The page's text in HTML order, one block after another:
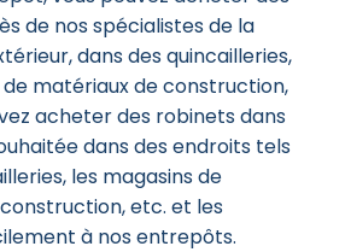
de nos spécialistes de la
dans des quincailleries,
matériaux de construction,
acheter des robinets dans
dans des endroits tels
les magasins de
etc. et les
à nos entrepôts.